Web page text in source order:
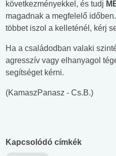
következményekkel, és tudj
magadnak a megfelelő
többet iszol a kelleténél, kérj
Ha a családodban valaki
agresszív vagy elhanyagol
segítséget kérni.
(KamaszPanasz - Cs.B.)
Kapcsolódó címkék